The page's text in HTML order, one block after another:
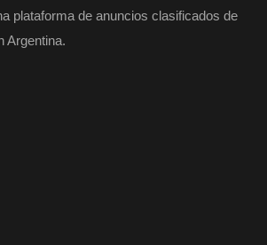
plataforma de anuncios clasificados de
Argentina.